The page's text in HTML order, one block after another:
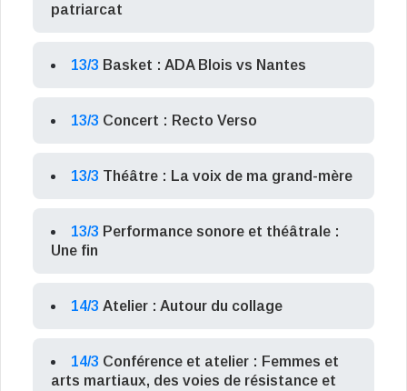
patriarcat
13/3 Basket : ADA Blois vs Nantes
13/3 Concert : Recto Verso
13/3 Théâtre : La voix de ma grand-mère
13/3 Performance sonore et théâtrale :
Une fin
14/3 Atelier : Autour du collage
14/3 Conférence et atelier : Femmes et
arts martiaux, des voies de résistance et